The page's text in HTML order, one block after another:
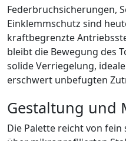
Federbruchsicherungen,
Einklemmschutz sind
kraftbegrenzte
bleibt die Bewegung des
solide Verriegelung,
erschwert unbefugten
Gestaltung und
Die Palette reicht von